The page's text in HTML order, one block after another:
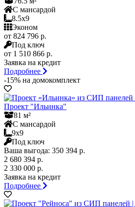
С мансардой
8.5x9
Эконом
от 824 796 р.
Под ключ
от 1 510 866 р.
Заявка на кредит
Подробнее
-15% на домокомплект
Проект "Ильинка"
81 м²
С мансардой
9x9
Под ключ
Ваша выгода: 350 394 р.
2 680 394 р.
2 330 000 р.
Заявка на кредит
Подробнее